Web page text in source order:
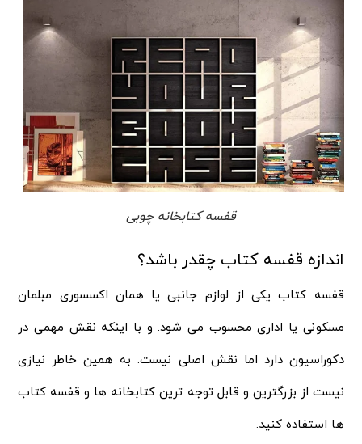
قفسه کتابخانه چوبی
اندازه قفسه کتاب چقدر باشد؟
قفسه کتاب یکی از لوازم جانبی یا همان اکسسوری مبلمان
مسکونی یا اداری محسوب می شود. و با اینکه نقش مهمی در
دکوراسیون دارد اما نقش اصلی نیست. به همین خاطر نیازی
نیست از بزرگترین و قابل توجه ترین کتابخانه ها و قفسه کتاب
ها استفاده کنید.